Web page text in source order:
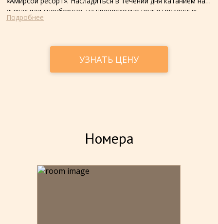
лыжах или сноубордах, на превосходно подготовленных
склонах и вернувшись вечером в отель, расслабиться в
вентиляции, мы обходимся без использования
кондиционеров даже в самое жаркое время. Особенность
помещения. Огороженная территория, нет чужих
посетителей. Большой зелёный внутренний дворик с
окунуться в незабываемую атмосферу старого уютного
Ташкента.
Подробнее
УЗНАТЬ ЦЕНУ
Номера